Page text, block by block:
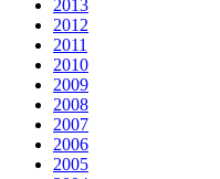
2013
2012
2011
2010
2009
2008
2007
2006
2005